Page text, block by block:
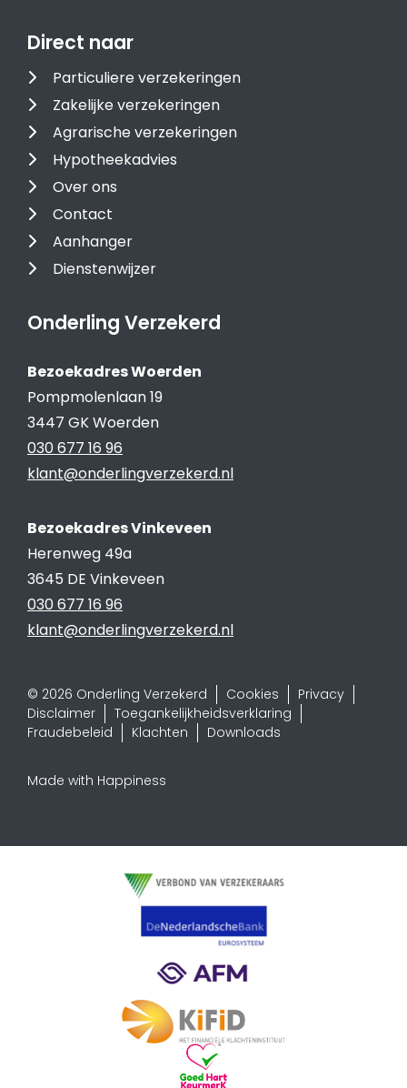
Direct naar
Particuliere verzekeringen
Zakelijke verzekeringen
Agrarische verzekeringen
Hypotheekadvies
Over ons
Contact
Aanhanger
Dienstenwijzer
Onderling Verzekerd
Bezoekadres Woerden
Pompmolenlaan 19
3447 GK Woerden
030 677 16 96
klant@onderlingverzekerd.nl
Bezoekadres Vinkeveen
Herenweg 49a
3645 DE Vinkeveen
030 677 16 96
klant@onderlingverzekerd.nl
© 2026 Onderling Verzekerd Cookies
Privacy
Disclaimer
Toegankelijkheidsverklaring
Fraudebeleid
Klachten Downloads
Made with Happiness